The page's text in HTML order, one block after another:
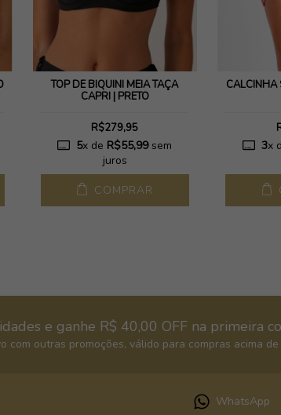
TOP DE BIQUÍNI MEIA TAÇA
CAPRI | PRETO
R$279,95
5x de R$55,99sem
juros
COMPRAR
CALCINHA
3x
e ganhe R$ 40,00 OFF na primeira
com outras promoções, válido para compras acima de
WhatsApp